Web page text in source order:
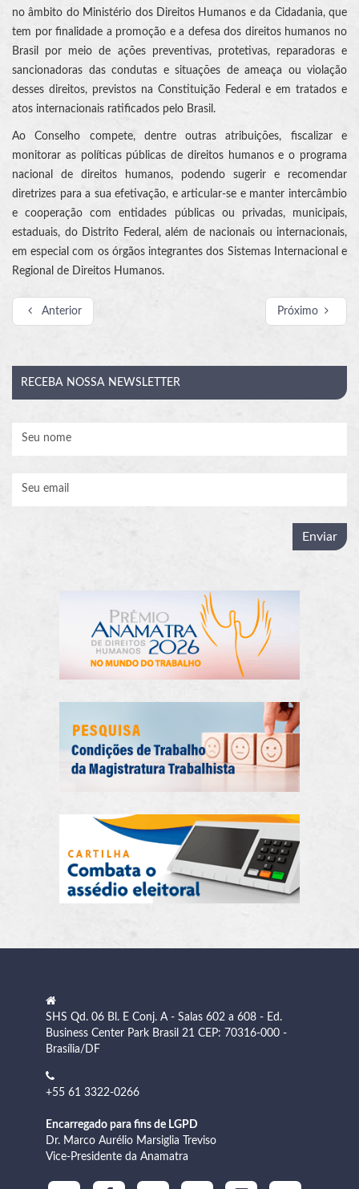
no âmbito do Ministério dos Direitos Humanos e da Cidadania, que
tem por finalidade a promoção e a defesa dos direitos humanos no
Brasil por meio de ações preventivas, protetivas, reparadoras e
sancionadoras das condutas e situações de ameaça ou violação
desses direitos, previstos na Constituição Federal e em tratados e
atos internacionais ratificados pelo Brasil.
Ao Conselho compete, dentre outras atribuições, fiscalizar e
monitorar as políticas públicas de direitos humanos e o programa
nacional de direitos humanos, podendo sugerir e recomendar
diretrizes para a sua efetivação, e articular-se e manter intercâmbio
e cooperação com entidades públicas ou privadas, municipais,
estaduais, do Distrito Federal, além de nacionais ou internacionais,
em especial com os órgãos integrantes dos Sistemas Internacional e
Regional de Direitos Humanos.
Anterior Próximo
RECEBA NOSSA NEWSLETTER
SHS Qd. 06 Bl. E Conj. A - Salas 602 a 608 - Ed.
Business Center Park Brasil 21 CEP: 70316-000 -
Brasília/DF
+55 61 3322-0266
Encarregado para fins de LGPD
Dr. Marco Aurélio Marsiglia Treviso
Vice-Presidente da Anamatra